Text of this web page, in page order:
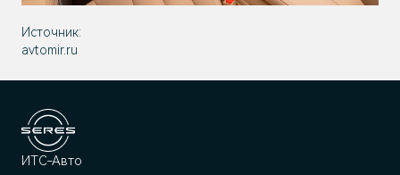
Источник:
avtomir.ru
ИТС-Авто